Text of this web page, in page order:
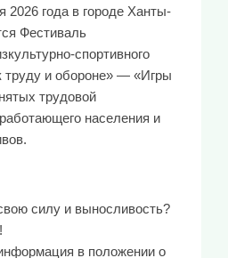
2026 года в городе Ханты-
Фестиваль
спортивного
труду и обороне» — «Игры
трудовой
населения и
силу и выносливость?
в положении о